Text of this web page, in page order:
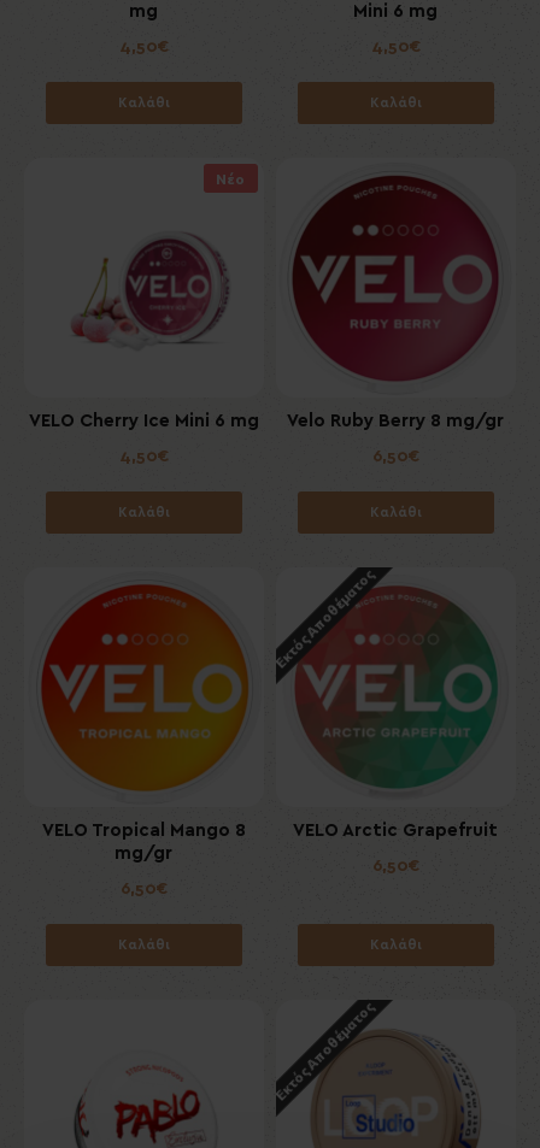
mg
4,50€
Καλάθι
Mini 6 mg
4,50€
Καλάθι
Νέο
VELO Cherry Ice Mini 6 mg
4,50€
Καλάθι
Velo Ruby Berry 8 mg/gr
6,50€
Καλάθι
VELO Tropical Mango 8
mg/gr
6,50€
Καλάθι
Εκτός Αποθέματος
VELO Arctic Grapefruit
6,50€
Καλάθι
Εκτός Αποθέματος